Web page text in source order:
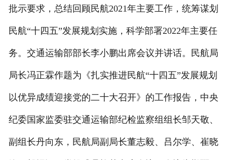
关于我们
批示要求，总结回顾民航2021年主要工作，统筹谋划
民航“十四五”发展规划实施，科学部署2022年主要任
务。交通运输部部长李小鹏出席会议并讲话。民航局
局长冯正霖作题为《扎实推进民航“十四五”发展规划
以优异成绩迎接党的二十大召开》的工作报告，中央
纪委国家监委驻交通运输部纪检监察组组长邹天敬、
副组长丹向东，民航局副局长董志毅、吕尔学、崔晓